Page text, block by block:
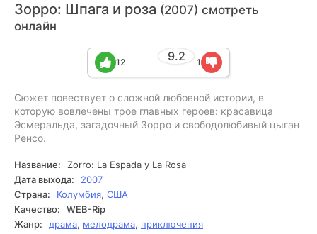
Зорро: Шпага и роза (2007) смотреть
онлайн
9.2
12 1
Сюжет повествует о сложной любовной истории, в
которую вовлечены трое главных героев: красавица
Эсмеральда, загадочный Зорро и свободолюбивый цыган
Ренсо.
Название:
Zorro: La Espada y La Rosa
Дата выхода:
2007
Страна:
Колумбия, США
Качество:
WEB-Rip
Жанр:
драма, мелодрама, приключения